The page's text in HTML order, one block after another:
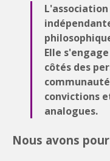
L'association
Elle
côtés des
convictions
analogues.
Nous avons